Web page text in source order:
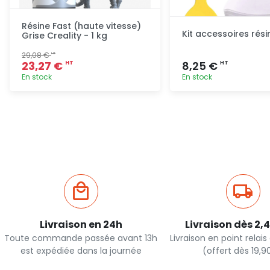
Résine Fast (haute vitesse)
Grise Creality - 1 kg
29,08 €HT
23,27 € HT
En stock
Kit accessoires
8,25 € HT
En stock
Livraison en 24h
Toute commande passée avant 13h
est expédiée dans la journée
Livraison dès
Livraison en point
(offert dès